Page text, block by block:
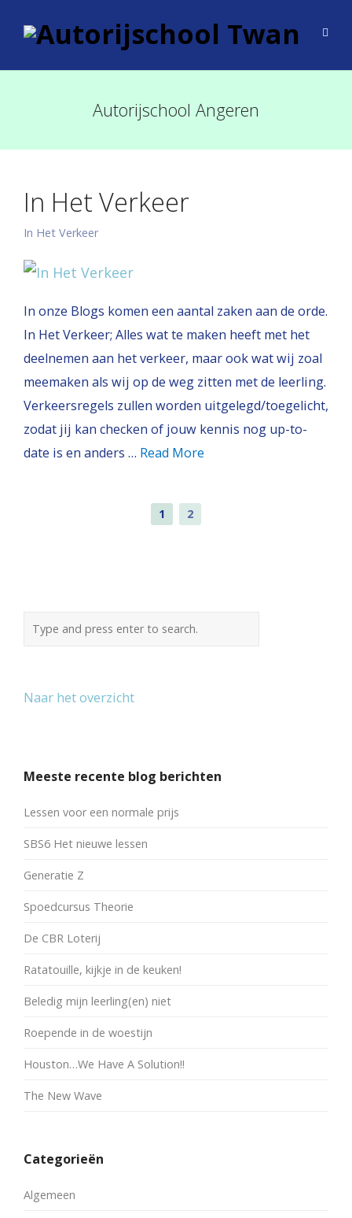
Autorijschool Angeren
In Het Verkeer
In Het Verkeer
In onze Blogs komen een aantal zaken aan de orde.
In Het Verkeer; Alles wat te maken heeft met het
deelnemen aan het verkeer, maar ook wat wij zoal
meemaken als wij op de weg zitten met de leerling.
Verkeersregels zullen worden uitgelegd/toegelicht,
zodat jij kan checken of jouw kennis nog up-to-
date is en anders … Read More
1 2
Naar het overzicht
Meeste recente blog berichten
Lessen voor een normale prijs
SBS6 Het nieuwe lessen
Generatie Z
Spoedcursus Theorie
De CBR Loterij
Ratatouille, kijkje in de keuken!
Beledig mijn leerling(en) niet
Roepende in de woestijn
Houston…We Have A Solution!!
The New Wave
Categorieën
Algemeen